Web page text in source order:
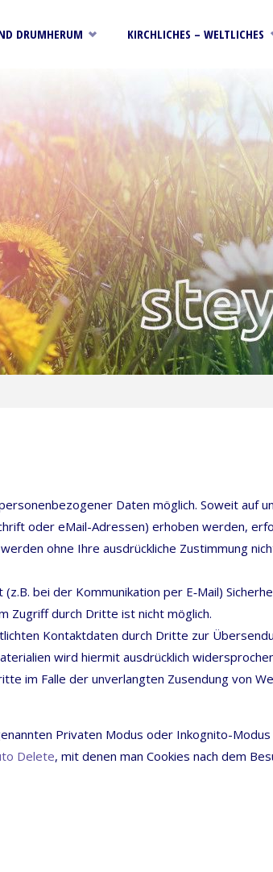
DRUMHERUM KIRCHLICHES – WELTLICHES
Daten mög­lich. Soweit auf
oder eMail-Adres­sen) erho­ben wer­den,
ohne Ihre aus­drück­li­che Zustim­mung
bei der Kom­mu­ni­ka­ti­on per E‑Mail)
Zugriff durch Drit­te ist nicht möglich.
Kon­takt­da­ten durch Drit­te zur
wird hier­mit aus­drück­lich
im Fal­le der unver­lang­ten Zusen­dung von
Pri­va­ten Modus oder Inko­gni­to-
Dele­te, mit denen man Coo­kies nach dem